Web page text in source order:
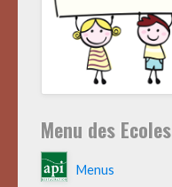
Menu des Ecoles
Menus